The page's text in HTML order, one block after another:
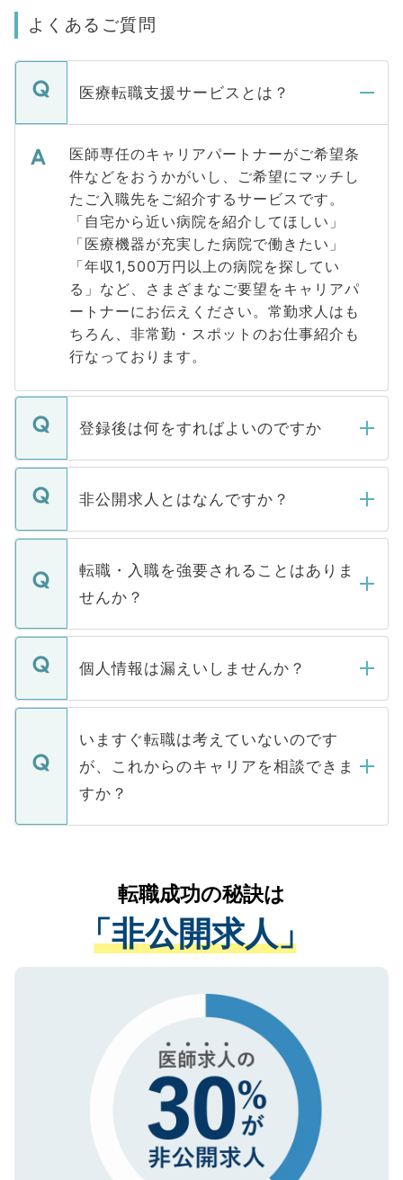
よくあるご質問
医療転職支援サービスとは？
医師専任のキャリアパートナーがご希望条
件などをおうかがいし、ご希望にマッチし
たご入職先をご紹介するサービスです。
「自宅から近い病院を紹介してほしい」
「医療機器が充実した病院で働きたい」
「年収1,500万円以上の病院を探してい
る」など、さまざまなご要望をキャリアパ
ートナーにお伝えください。常勤求人はも
ちろん、非常勤・スポットのお仕事紹介も
行なっております。
登録後は何をすればよいのですか
ご登録いただきましたら、弊社担当者がご
登録内容を確認し、その後メールもしくは
ます。通常、5営業日以内にはご連絡をせて
いただきますので、しばらくお待ちくださ
い。
非公開求人とはなんですか？
マイナビDOCTORで取り扱っている求人の
うち約3割は、Webサイトからご覧いただ
けない「非公開求人」です。非公開求人は
下記の理由によって、一般には公開してい
ません。
■応募殺到を避けるため 人気のある医療機
関を公にしてしまうと、応募が殺到する場
に、医療機関が求める条件に合った人材の
みを人材紹介会社に依頼するケースが増え
ています。
転職・入職を強要されることはありま
せんか？
転職・入職を強要することは一切ありませ
ん。また、仮に応募先から内定をいただい
定を承諾する必要はありません。内定先へ
の辞退の連絡はキャリアパートナーが行い
ますので、ご安心ください。
個人情報は漏えいしませんか？
個人情報が漏えいすることはありませんの
で、ご安心ください。当サイトからの登録
などで収集したご登録者様の個人情報は、
ご本人のキャリアアップおよび転職活動の
支援を目的に使用いたします。お預かりし
ているすべての個人データはご本人の許可
は、個人情報の取り扱いについての厳密な
管理基準を満たした事業者のみに付与され
る、プライバシーマークを取得済みです。
ご登録いただいた個人情報は、SSL（デー
で、機密保持に関してもご安心ください。
いますぐ転職は考えていないのです
が、これからのキャリアを相談できま
すか？
かがいして、現在の医療機関の状況や紹介
経験をまじえながら、適切なアドバイスを
させていただきます。すぐにご転職をされ
ない方には、長期的なサポートが可能です
ので、まずはご登録ください。
転職成功の秘訣は
「非公開求人」